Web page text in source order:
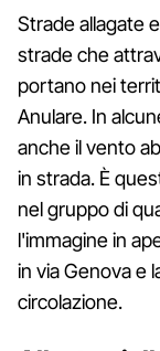
Strade allagate
strade che
portano nei
Anulare. In
anche il vento
in strada. È
nel gruppo di
l'immagine in
in via Genova e
circolazione.